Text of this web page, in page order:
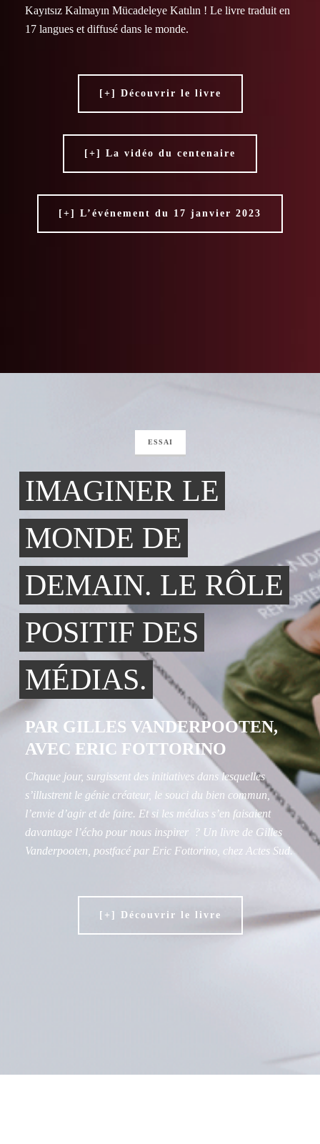
Kayıtsız Kalmayın Mücadeleye Katılın ! Le livre traduit en
17 langues et diffusé dans le monde.
[+] Découvrir le livre
[+] La vidéo du centenaire
[+] L’événement du 17 janvier 2023
ESSAI
IMAGINER LE
MONDE DE
DEMAIN. LE RÔLE
POSITIF DES
MÉDIAS.
PAR GILLES VANDERPOOTEN,
AVEC ERIC FOTTORINO
Chaque jour, surgissent des initiatives dans lesquelles
s’illustrent le génie créateur, le souci du bien commun,
l’envie d’agir et de faire. Et si les médias s’en faisaient
davantage l’écho pour nous inspirer ? Un livre de Gilles
Vanderpooten, postfacé par Eric Fottorino, chez Actes Sud.
[+] Découvrir le livre